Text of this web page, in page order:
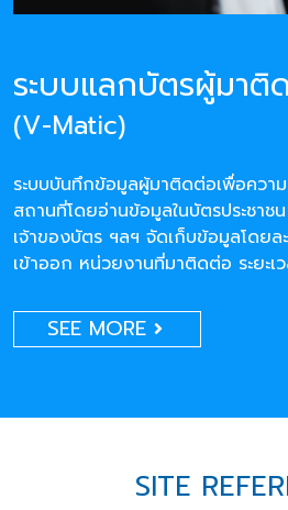
ระบบแลกบัตรผู้มาติ
(V-Matic)
ระบบบันทึกข้อมูลผู้มาติดต่อเพื่อควา
สถานที่โดยอ่านข้อมูลในบัตรประชา
เจ้าของบัตร ฯลฯ จัดเก็บข้อมูลโดยล
เข้าออก หน่วยงานที่มาติดต่อ ระยะเ
SEE MORE
SITE